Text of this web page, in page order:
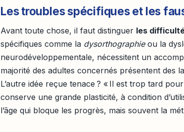
Les troubles spécifiques et les
Avant toute chose, il faut distinguer les
spécifiques comme la dysorthographieou la
neurodéveloppementale, nécessitent un
majorité des adultes concernés présentent des
L’autre idée reçue tenace ? « Il est trop tard
conserve une grande plasticité, à condition
l’âge qui bloque les progrès, mais souvent la